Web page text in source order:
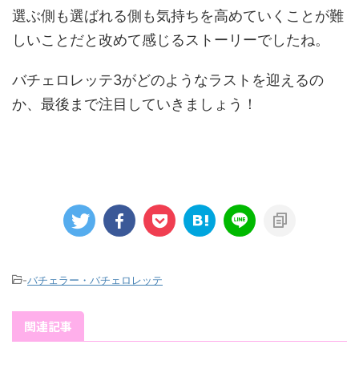
選ぶ側も選ばれる側も気持ちを高めていくことが難
しいことだと改めて感じるストーリーでしたね。
バチェロレッテ3がどのようなラストを迎えるの
か、最後まで注目していきましょう！
-バチェラー・バチェロレッテ
関連記事